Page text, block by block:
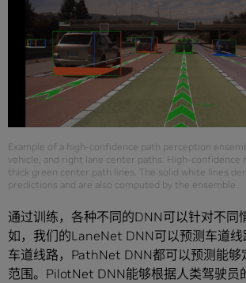
Example of a high-confidence path perception
vehicle, and right lane center paths. High-confidence
thick green center path lines. The solid white lines
predictions and are also computed by the ensemble.
通过训练，各种不同的DNN可以针对不同
如，我们的LaneNet DNN可以预测车道
车道线路，PathNet DNN都可以预测能够
范围。PilotNet DNN能够根据人类驾驶员